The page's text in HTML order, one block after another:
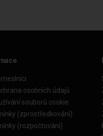
osobních údajů
souborů cookie
(zprostředkování)
(rozpočtování)